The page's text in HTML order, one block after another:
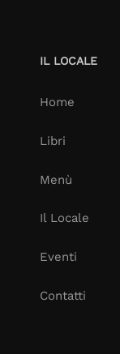
IL LOCALE
Home
Libri
Menù
Il Locale
Eventi
Contatti